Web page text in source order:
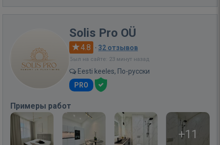
Solis Pro OÜ
4.8 · 32 отзывов
Был на сайте: 23 минут назад
Eesti keeles, По-русски
PRO
Примеры работ
+11